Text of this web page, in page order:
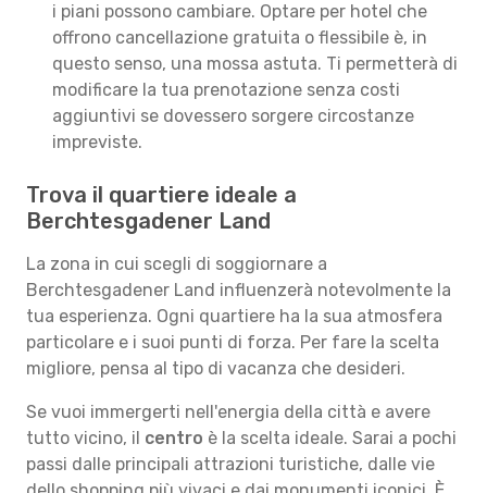
i piani possono cambiare. Optare per hotel che
offrono cancellazione gratuita o flessibile è, in
questo senso, una mossa astuta. Ti permetterà di
modificare la tua prenotazione senza costi
aggiuntivi se dovessero sorgere circostanze
impreviste.
Trova il quartiere ideale a
Berchtesgadener Land
La zona in cui scegli di soggiornare a
Berchtesgadener Land influenzerà notevolmente la
tua esperienza. Ogni quartiere ha la sua atmosfera
particolare e i suoi punti di forza. Per fare la scelta
migliore, pensa al tipo di vacanza che desideri.
Se vuoi immergerti nell'energia della città e avere
tutto vicino, il centro è la scelta ideale. Sarai a pochi
passi dalle principali attrazioni turistiche, dalle vie